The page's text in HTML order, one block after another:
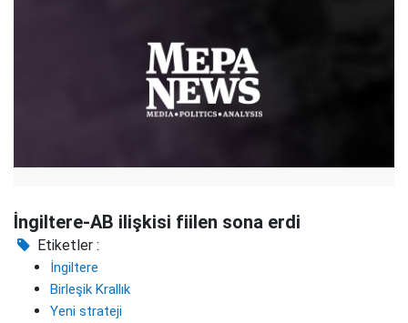
İngiltere-AB ilişkisi fiilen sona erdi
Etiketler :
İngiltere
Birleşik Krallık
Yeni strateji